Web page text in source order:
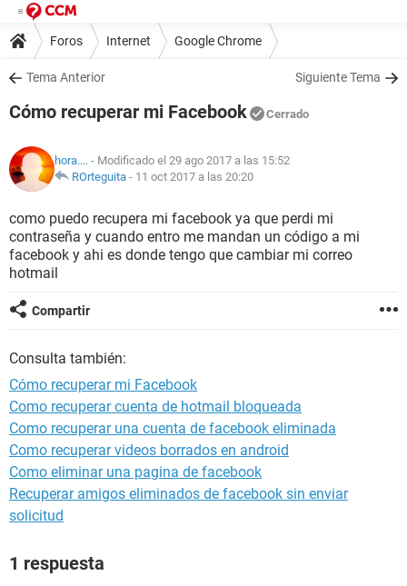
Foros Internet Google Chrome
Tema Anterior Siguiente Tema
Cómo recuperar mi Facebook Cerrado
hora.... - Modificado el 29 ago 2017 a las 15:52
ROrteguita - 11 oct 2017 a las 20:20
como puedo recupera mi facebook ya que perdi mi
contraseña y cuando entro me mandan un código a mi
facebook y ahi es donde tengo que cambiar mi correo
hotmail
Compartir
Consulta también:
Cómo recuperar mi Facebook
Como recuperar cuenta de hotmail bloqueada
Como recuperar una cuenta de facebook eliminada
Como recuperar videos borrados en android
Como eliminar una pagina de facebook
Recuperar amigos eliminados de facebook sin enviar
solicitud
1 respuesta